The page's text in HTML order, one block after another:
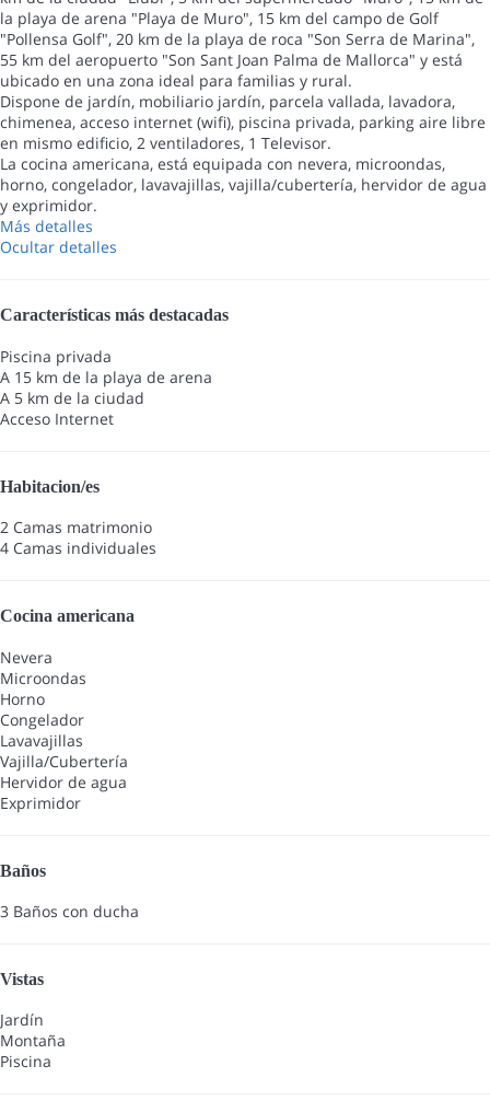
la playa de arena "Playa de Muro", 15 km del campo de Golf
"Pollensa Golf", 20 km de la playa de roca "Son Serra de Marina",
55 km del aeropuerto "Son Sant Joan Palma de Mallorca" y está
ubicado en una zona ideal para familias y rural.
Dispone de jardín, mobiliario jardín, parcela vallada, lavadora,
chimenea, acceso internet (wifi), piscina privada, parking aire libre
en mismo edificio, 2 ventiladores, 1 Televisor.
La cocina americana, está equipada con nevera, microondas,
horno, congelador, lavavajillas, vajilla/cubertería, hervidor de agua
y exprimidor.
Más detalles
Ocultar detalles
Características más destacadas
Piscina privada
A 15 km de la playa de arena
A 5 km de la ciudad
Acceso Internet
Habitacion/es
2 Camas matrimonio
4 Camas individuales
Cocina americana
Nevera
Microondas
Horno
Congelador
Lavavajillas
Vajilla/Cubertería
Hervidor de agua
Exprimidor
Baños
3 Baños con ducha
Vistas
Jardín
Montaña
Piscina